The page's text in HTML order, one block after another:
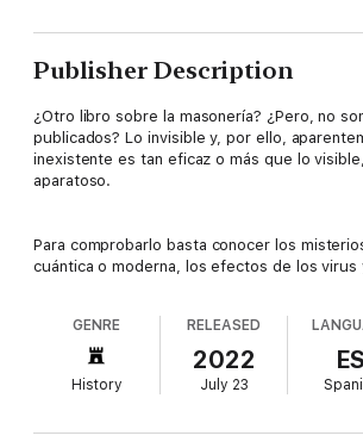
Publisher Description
¿Otro libro sobre la masonería? ¿Pero, no
publicados? Lo invisible y, por ello,
inexistente es tan eficaz o más que lo
aparatoso.
Para comprobarlo basta conocer los
cuántica o moderna, los efectos de los virus
plano, la acción «discreta» (según los
(según los no masones) de la masonería, sin
ha transformado las sociedades
americanas) y occidentalizadas (filipina,
masonizadas e incluso masónicas. Es
GENRE
History
RELEASED
2022
July 23
ES